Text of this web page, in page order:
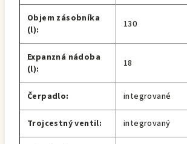
Objem zásobníka
(l):
130
Expanzná nádoba
(l):
18
Čerpadlo: integrované
Trojcestný ventil: integrovaný